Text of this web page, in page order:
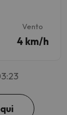
Vento
4 km/h